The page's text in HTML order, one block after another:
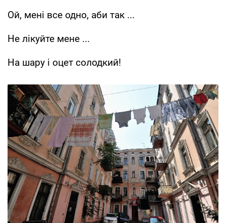
Ой, мені все одно, аби так ...
Не лікуйте мене ...
На шару і оцет солодкий!